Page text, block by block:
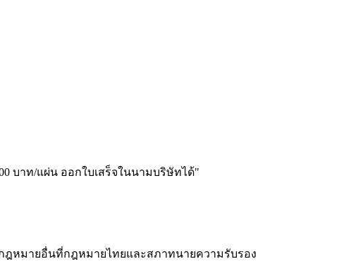
บาท/แผ่น ออกใบเสร็จในนามบริษัทได้"
างกฎหมายอื่นที่กฎหมายไทยและสภาทนายความรับรอง